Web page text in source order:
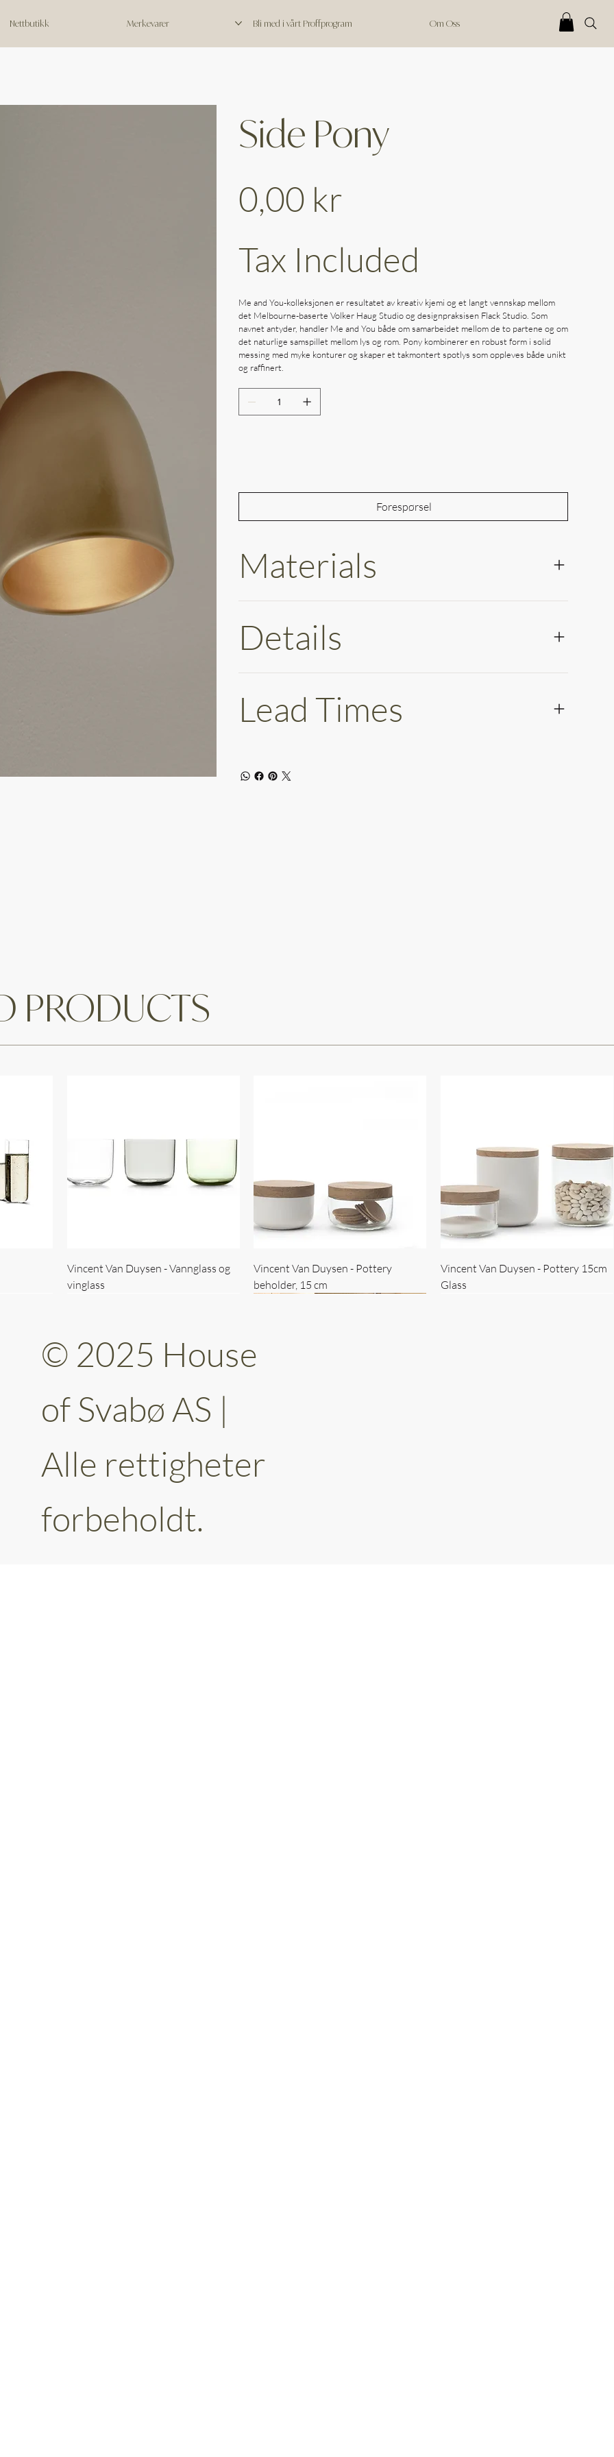
Nettbutikk Merkevarer Bli med i vårt Proffprogram Om Oss
Vincent Van Duysen - Vannglass og
vinglass
Vincent Van Duysen - Pottery
beholder, 15 cm
Vincent Van Duysen - Pottery 15cm
Glass
Vincent Van Duysen - kaffekopp sett
Vincent Van Duysen - Baderomsett
PRODUCTS
Side Pony
0,00 kr
Tax Included
Me and You-kolleksjonen er resultatet av kreativ kjemi og et langt vennskap mellom
det Melbourne-baserte Volker Haug Studio og designpraksisen Flack Studio. Som
navnet antyder, handler Me and You både om samarbeidet mellom de to partene og om
det naturlige samspillet mellom lys og rom. Pony kombinerer en robust form i solid
messing med myke konturer og skaper et takmontert spotlys som oppleves både unikt
og raffinert.
Forespørsel
Materials
Details
Lead Times
© 2025 House
of Svabø AS |
Alle rettigheter
forbeholdt.